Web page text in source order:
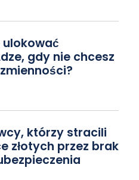
ulokować
gdy nie chcesz
którzy stracili
złotych przez brak